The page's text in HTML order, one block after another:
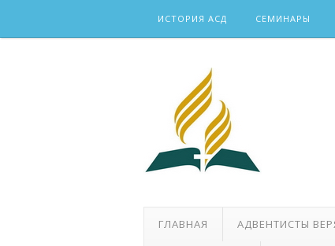
content
ИСТОРИЯ АСД СЕМИНАРЫ
ГЛАВНАЯ АДВЕНТИСТЫ